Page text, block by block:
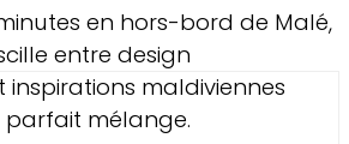
en hors-bord de Malé,
entre design
maldiviennes
mélange.